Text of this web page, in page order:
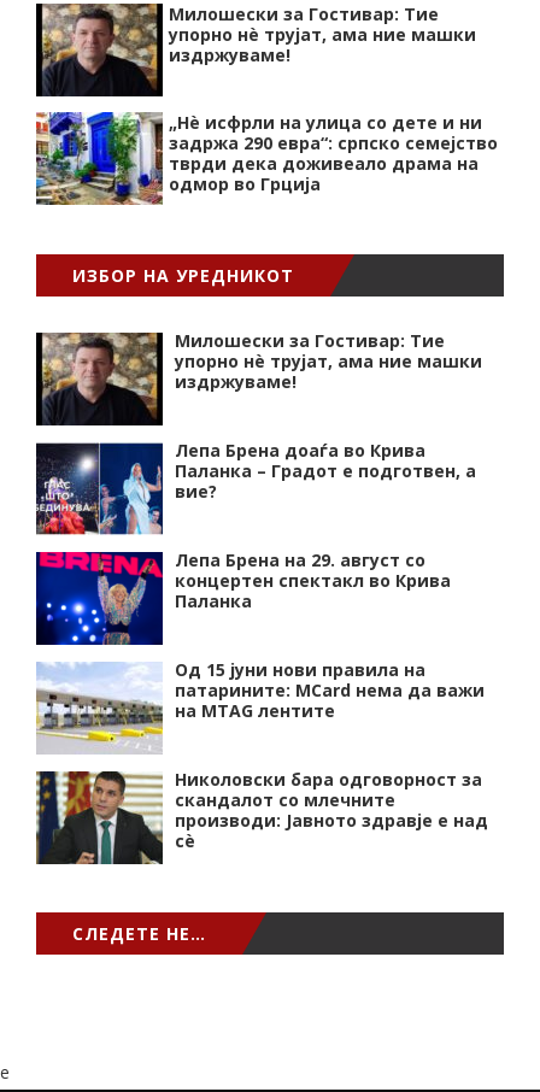
Милошески за Гостивар: Тие
упорно нѐ трујат, ама ние машки
издржуваме!
„Нѐ исфрли на улица со дете и ни
задржа 290 евра“: српско семејство
тврди дека доживеало драма на
одмор во Грција
ИЗБОР НА УРЕДНИКОТ
Милошески за Гостивар: Тие
упорно нѐ трујат, ама ние машки
издржуваме!
Лепа Брена доаѓа во Крива
Паланка – Градот е подготвен, а
вие?
Лепа Брена на 29. август со
концертен спектакл во Крива
Паланка
Од 15 јуни нови правила на
патарините: MCard нема да важи
на MTAG лентите
Николовски бара одговорност за
скандалот со млечните
производи: Јавното здравје е над
сѐ
СЛЕДЕТЕ НЕ…
e